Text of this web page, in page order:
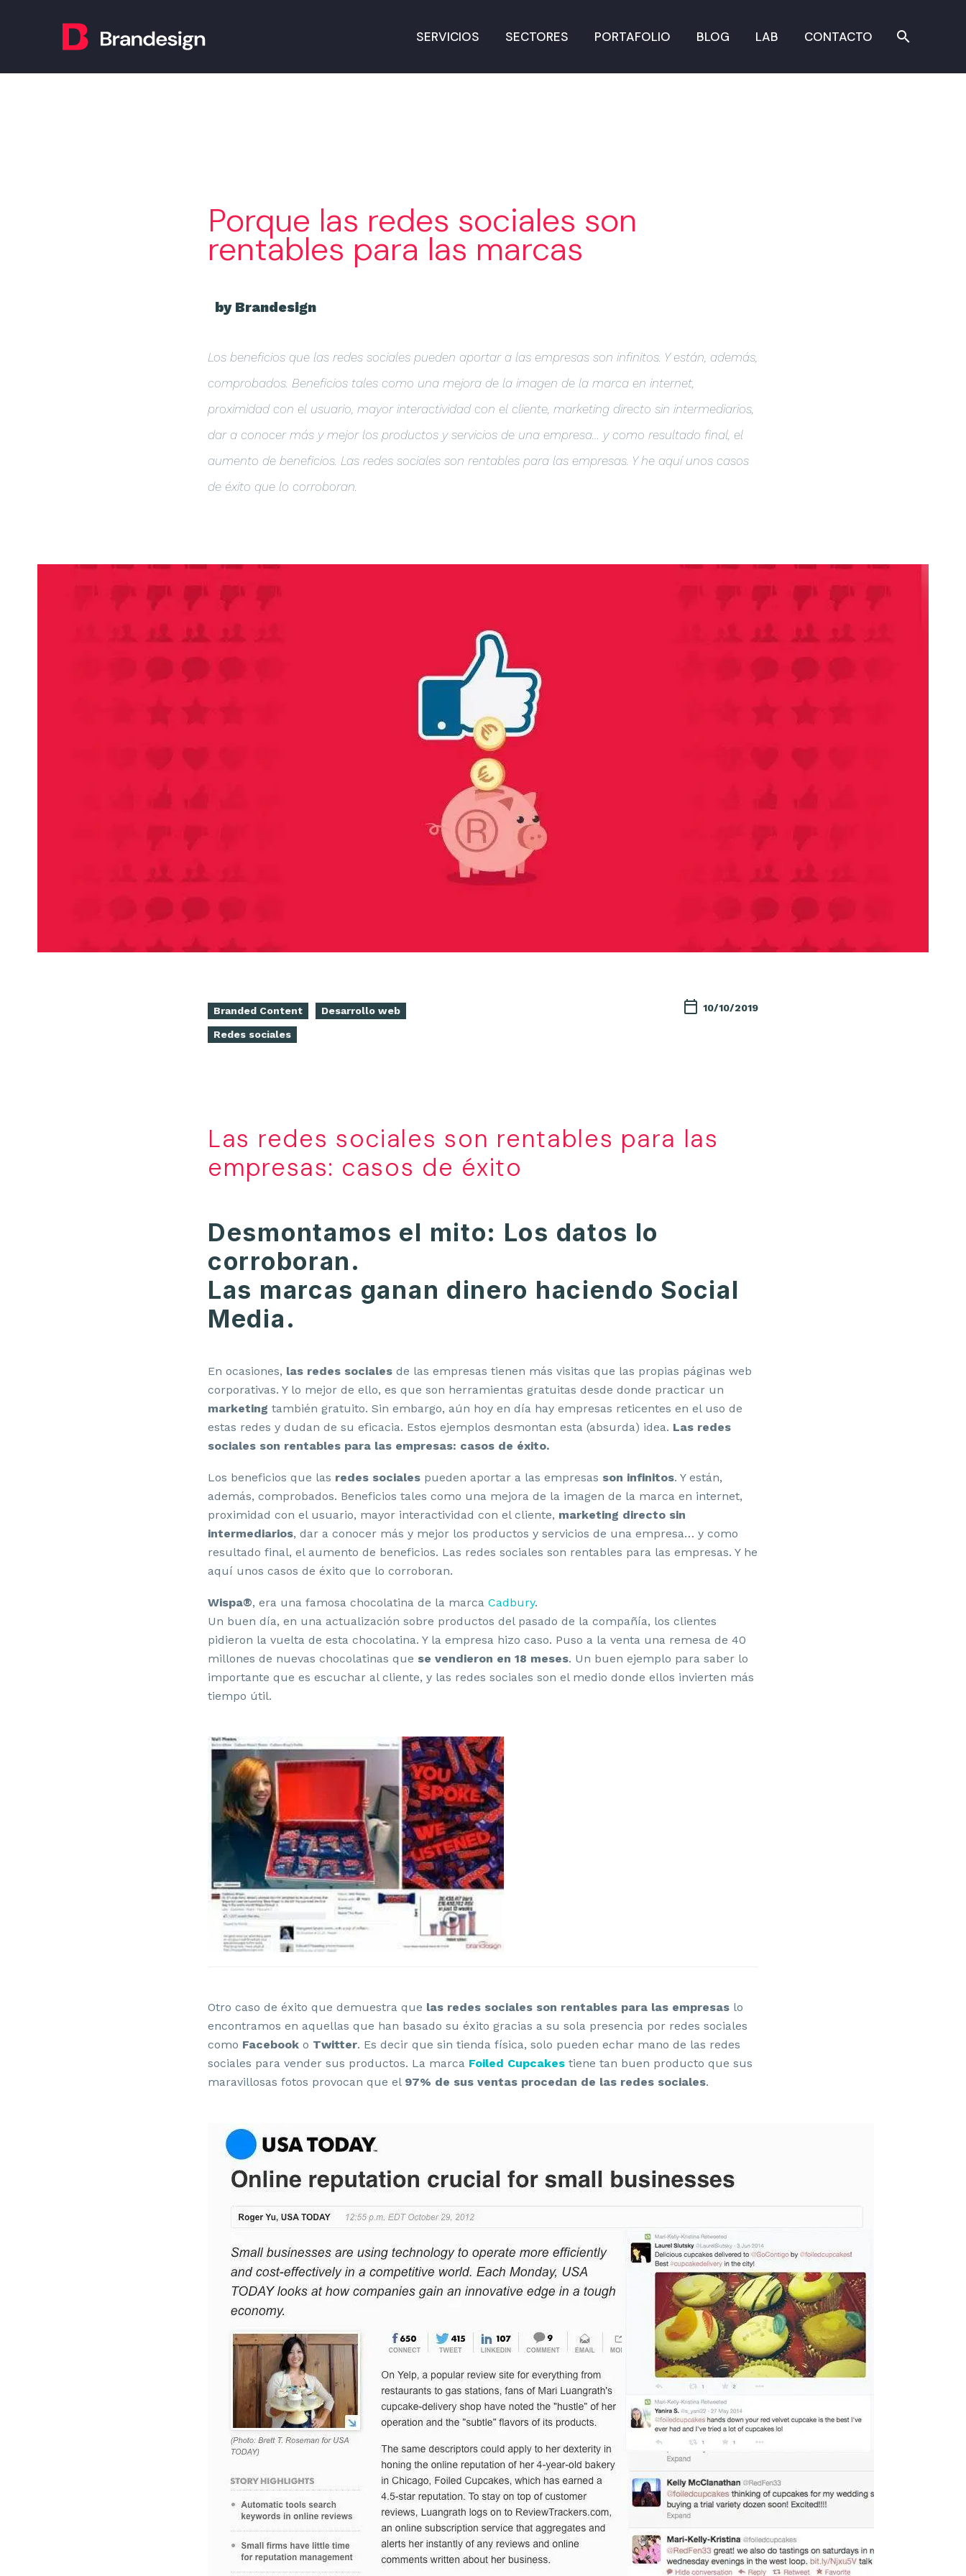
SERVICIOS SECTORES PORTAFOLIO BLOG LAB CONTACTO
Porque las redes sociales son
rentables para las marcas
by Brandesign
Los beneficios que las redes sociales pueden aportar a las empresas son infinitos. Y están, además,
comprobados. Beneficios tales como una mejora de la imagen de la marca en internet,
proximidad con el usuario, mayor interactividad con el cliente, marketing directo sin intermediarios,
dar a conocer más y mejor los productos y servicios de una empresa… y como resultado final, el
aumento de beneficios. Las redes sociales son rentables para las empresas. Y he aquí unos casos
de éxito que lo corroboran.
Branded Content Desarrollo web
Redes sociales
10/10/2019
Las redes sociales son rentables para las
empresas: casos de éxito
Desmontamos el mito: Los datos lo
corroboran.
Las marcas ganan dinero haciendo Social
Media.
En ocasiones, las redes sociales de las empresas tienen más visitas que las propias páginas web
corporativas. Y lo mejor de ello, es que son herramientas gratuitas desde donde practicar un
marketing también gratuito. Sin embargo, aún hoy en día hay empresas reticentes en el uso de
estas redes y dudan de su eficacia. Estos ejemplos desmontan esta (absurda) idea. Las redes
sociales son rentables para las empresas: casos de éxito.
Los beneficios que las redes sociales pueden aportar a las empresas son infinitos. Y están,
además, comprobados. Beneficios tales como una mejora de la imagen de la marca en internet,
proximidad con el usuario, mayor interactividad con el cliente, marketing directo sin
intermediarios, dar a conocer más y mejor los productos y servicios de una empresa… y como
resultado final, el aumento de beneficios. Las redes sociales son rentables para las empresas. Y he
aquí unos casos de éxito que lo corroboran.
Wispa®, era una famosa chocolatina de la marca Cadbury.
Un buen día, en una actualización sobre productos del pasado de la compañía, los clientes
pidieron la vuelta de esta chocolatina. Y la empresa hizo caso. Puso a la venta una remesa de 40
millones de nuevas chocolatinas que se vendieron en 18 meses. Un buen ejemplo para saber lo
importante que es escuchar al cliente, y las redes sociales son el medio donde ellos invierten más
tiempo útil.
Otro caso de éxito que demuestra que las redes sociales son rentables para las empresas lo
encontramos en aquellas que han basado su éxito gracias a su sola presencia por redes sociales
como Facebook o Twitter. Es decir que sin tienda física, solo pueden echar mano de las redes
sociales para vender sus productos. La marca Foiled Cupcakes tiene tan buen producto que sus
maravillosas fotos provocan que el 97% de sus ventas procedan de las redes sociales.